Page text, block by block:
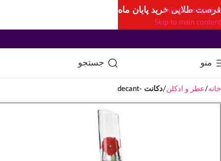
Skip to navigation
Skip to main content
منو جستجو
خانه عطر و ادکلن دکانت -decant
فرصت طلایی خرید پایان ماه